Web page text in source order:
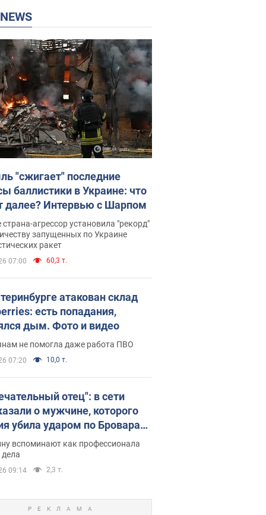
NEWS
"сжигает" последние
баллистики в Украине: что
далее? Интервью с Шарпом
агрессор установила "рекорд"
запущенных по Украине
ракет
07:00 60,3 т.
атакован склад
есть попадания,
дым. Фото и видео
не помогла даже работа ПВО
07:20 10,0 т.
отец": в сети
о мужчине, которого
убила ударом по Броварам.
вспоминают как профессионала
дела
09:14 2,3 т.